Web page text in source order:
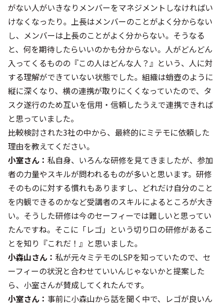
がない人がいきなりメンバーをマネジメントしなければい
けなくなったり。上長はメンバーのことがよく分からない
し、メンバーは上長のことがよく分からない。そうなる
と、何を期待したらいいのかも分からない。人がどんどん
入ってくるものの『この人はどんな人？』という、人に対
する理解ができていない状態でした。組織は蛸壺のように
縦に深くなり、横の連携が取りにくくなっていたので、タ
スク遂行のため互いを信用・信頼したうえで連携できれば
と思っていました。
――比較検討された3社の中から、最終的にミテモに依頼した
理由を教えてください。
小室さん： 私自身、いろんな研修を見てきましたが、参加
者の力量やスキルが問われるものが多いと思います。研修
そのものに対する慣れもありますし、どれだけ自分のこと
を内観できるのかなど受講者のスキルによるところが大き
い。そうした研修は今のセーフィーでは難しいと思ってい
たんですね。そこに「レゴ」という切り口の研修があるこ
とを知り『これだ！』と思いました。
小森山さん： 私が元々ミテモのLSPを知っていたので、セ
ーフィーの状況と合わせていいんじゃないかと提案した
ら、小室さんが賛成してくれたんです。
小室さん： 事前に小森山から話を聞く中で、レゴが良いん